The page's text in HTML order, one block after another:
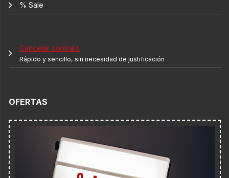
% Sale
Cancelar contrato
Rápido y sencillo, sin necesidad de justificación
OFERTAS